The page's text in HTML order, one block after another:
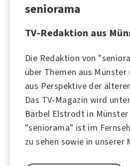
seniorama
TV-Redaktion aus
Die Redaktion von
über Themen aus Münster
aus Perspektive der
Das TV-Magazin wird
Bärbel Elstrodt in
"seniorama" ist im
zu sehen sowie in unserer